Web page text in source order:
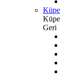
Küpe
Küpe
Geri